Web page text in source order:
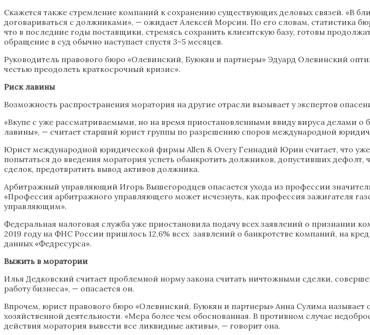
Скажется также стремление компаний к сохранению существующих деловых связей. «В
договариваться с должниками», — ожидает Алексей Морсин. По его словам, статистика
что в последние годы поставщики, стремясь сохранить клиентскую базу, готовы
обращение в суд обычно наступает спустя 3–5 месяцев.
Руководитель правового бюро «Олевинский, Буюкян и партнеры» Эдуард Олевинский
честью преодолеть краткосрочный кризис».
Риск лавины
Возможность распространения моратория на другие отрасли вызывает у экспертов
«Вкупе с уже рассматриваемыми, но на время приостановленными ввиду вируса делами
лавины», — считает старший юрист группы по разрешению споров международной
Юрист международной юридической фирмы Allen & Overy Геннадий Юрин считает, что
попытаться до введения моратория успеть обанкротить должников, допустивших
сделок, предотвратить вывод активов должника.
Арбитражный управляющий Игорь Вышегородцев опасается ухода из профессии
«Профессия арбитражного управляющего может исчезнуть, как профессия зажигателя
управляющим».
Федеральная налоговая служба уже приостановила подачу всех заявлений о признании
2019 году на ФНС России пришлось 12,6% всех заявлений о банкротстве компаний, на
данных «Федресурса».
Выжить в моратории
Илья Дедковский считает проблемной норму закона считать ничтожными сделки,
работу бизнеса», — опасается он.
Впрочем, юрист правового бюро «Олевинский, Буюкян и партнеры» Анна Сулима
хозяйственной деятельности. «Мера более чем обоснованная. В противном случае
действия моратория вывести все ликвидные активы», — говорит она.